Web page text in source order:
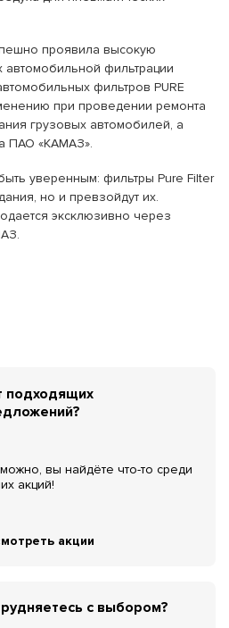
проявила высокую
автомобильной фильтрации
фильтров PURE
при проведении ремонта
грузовых автомобилей, а
ПАО «КАМАЗ».
уверенным: фильтры Pure Filter
но и превзойдут их.
эксклюзивно через
подходящих
вы найдёте что-то среди
акций!
акции
с выбором?